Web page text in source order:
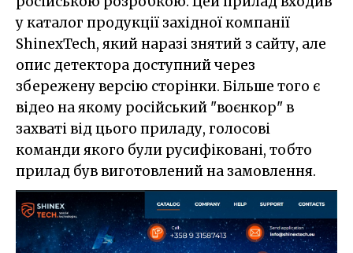
у каталог продукції західної компанії
ShinexTech, який наразі знятий з сайту, але
опис детектора доступний через
збережену версію сторінки. Більше того є
відео на якому російський "воєнкор" в
захваті від цього приладу, голосові
команди якого були русифіковані, тобто
прилад був виготовлений на замовлення.